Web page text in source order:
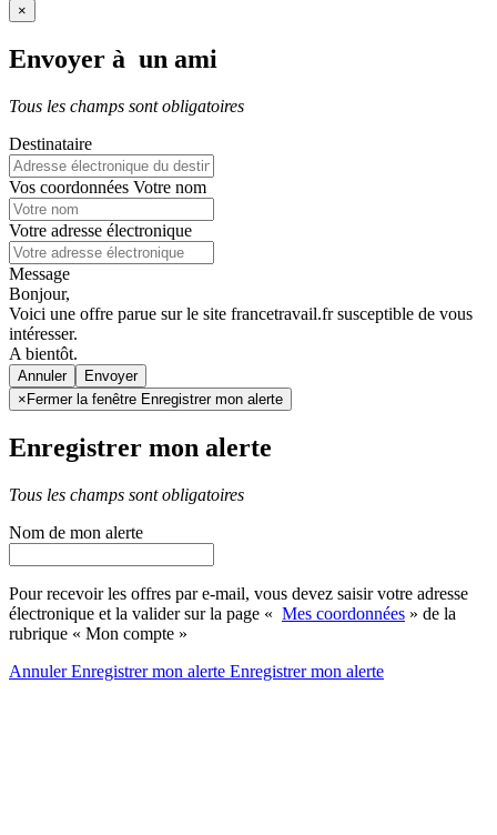
×
Envoyer à un ami
Tous les champs sont obligatoires
Destinataire
Vos coordonnées Votre nom
Votre adresse électronique
Message
Bonjour,
Voici une offre parue sur le site francetravail.fr susceptible de vous
intéresser.
A bientôt.
Annuler
× Fermer la fenêtre Enregistrer mon alerte
Enregistrer mon alerte
Tous les champs sont obligatoires
Nom de mon alerte
Pour recevoir les offres par e-mail, vous devez saisir votre adresse
électronique et la valider sur la page « Mes coordonnées » de la
rubrique « Mon compte »
AnnulerEnregistrer mon alerte Enregistrermon alerte